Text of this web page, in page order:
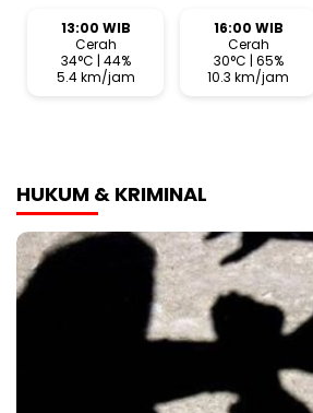
13:00 WIB
Cerah
34°C | 44%
5.4 km/jam
16:00 WIB
Cerah
30°C | 65%
10.3 km/jam
HUKUM & KRIMINAL